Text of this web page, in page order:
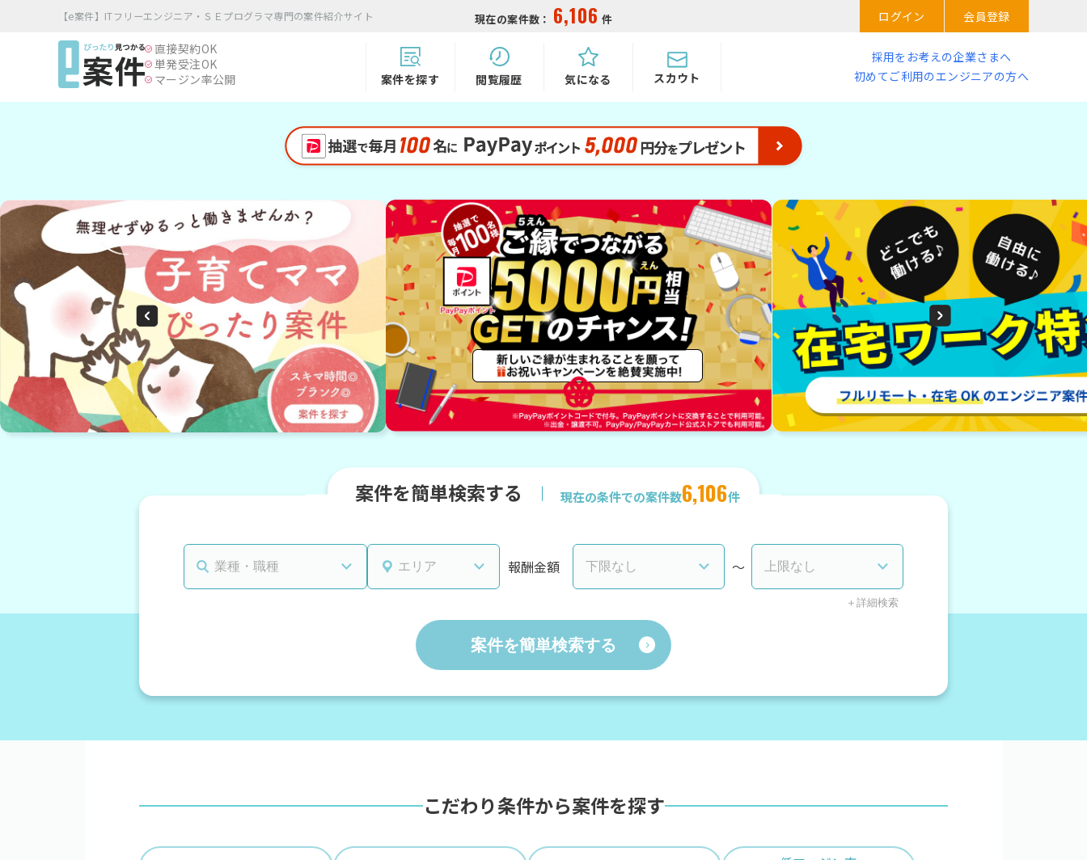
【e案件】ITフリーエンジニア・ＳＥプログラマ専門の案件紹介サイト 現在の案件数： 6,106 件 ログイン
会員登録
直接契約OK
単発受注OK
マージン率公開
案件を探す 閲覧履歴 気になる スカウト
採用をお考えの企業さまへ
初めてご利用のエンジニアの方へ
案件を簡単検索する 現在の条件での案件数6,106件
報酬金額 〜
＋詳細検索
必要スキルを選択する
勤務スタイル 持ち帰り・在宅(テレワーク) フレックス 通勤
短期間（3ヶ月以内）
支払サイト30日以内
服装自由 シニア歓迎 外国籍OK
語学力を活かす
案件を簡単検索する
こだわり条件から案件を探す